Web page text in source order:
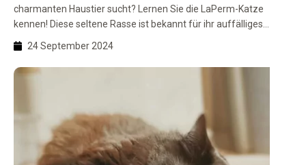
charmanten Haustier sucht? Lernen Sie die LaPerm-Katze
kennen! Diese seltene Rasse ist bekannt für ihr auffälliges
lockiges Fell und ihre verspielte Persönlichkeit. In diesem Blog
tauchen wir tief in die Welt der LaPerm ein und entdecken alles,
was Sie über diese besondere Katzenrasse wissen müssen. Sie
24 September 2024